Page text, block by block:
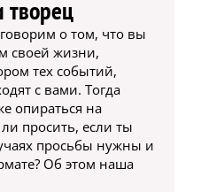
творец
о том, что вы
своей жизни,
тех событий,
с вами. Тогда
опираться на
просить, если ты
просьбы нужны и
Об этом наша